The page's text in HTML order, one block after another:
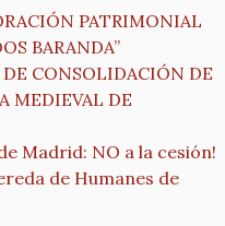
PATRIMONIAL
BARANDA”
DE CONSOLIDACIÓN DE
MEDIEVAL DE
Madrid: NO a la cesión!
de Humanes de